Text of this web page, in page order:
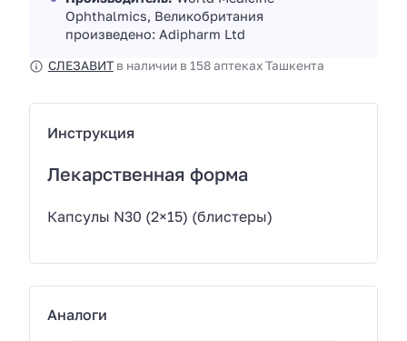
Ophthalmics, Великобритания
произведено: Adipharm Ltd
СЛЕЗАВИТв наличии в 158 аптеках Ташкента
Инструкция
Лекарственная форма
Капсулы N30 (2×15) (блистеры)
Аналоги